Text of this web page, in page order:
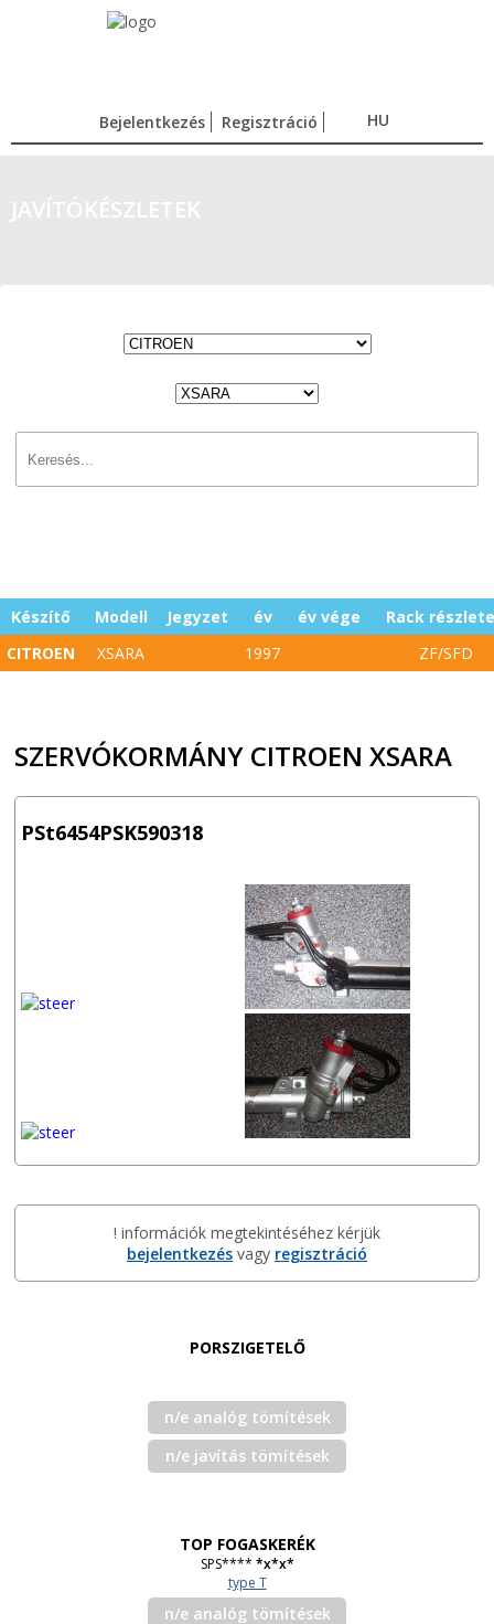
Bejelentkezés Regisztráció HU
Készítő Modell Jegyzet év év vége
Rack
CITROEN
XSARA 1997 ZF/SFD
SZERVÓKORMÁNY CITROEN XSARA
PSt6454PSK590318
! információk megtekintéséhez kérjük
bejelentkezés vagy regisztráció
PORSZIGETELŐ
n/e analóg tömítések
n/e javítás tömítések
TOP FOGASKERÉK
SPS**** *x*x*
type T
n/e analóg tömítések